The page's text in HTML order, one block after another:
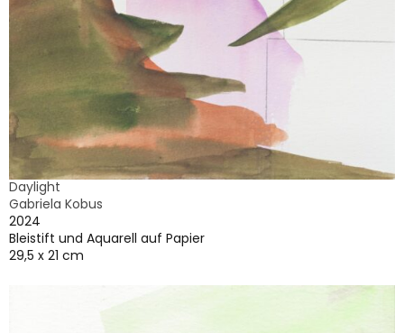
Daylight
Gabriela Kobus
2024
Bleistift und Aquarell auf Papier
29,5 x 21 cm